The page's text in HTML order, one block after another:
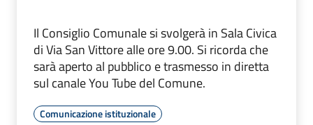
Il Consiglio Comunale si svolgerà in Sala Civica
di Via San Vittore alle ore 9.00. Si ricorda che
sarà aperto al pubblico e trasmesso in diretta
sul canale You Tube del Comune.
Comunicazione istituzionale